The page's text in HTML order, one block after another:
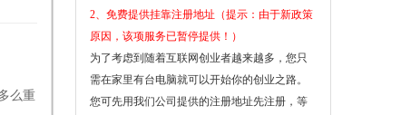
么重
2、免费提供挂靠注册地址（提示：由于新政策
原因，该项服务已暂停提供！）
为了考虑到随着互联网创业者越来越多，您只
需在家里有台电脑就可以开始你的创业之路。
您可先用我们公司提供的注册地址先注册，等